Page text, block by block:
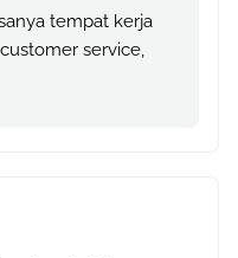
tempat kerja
service,